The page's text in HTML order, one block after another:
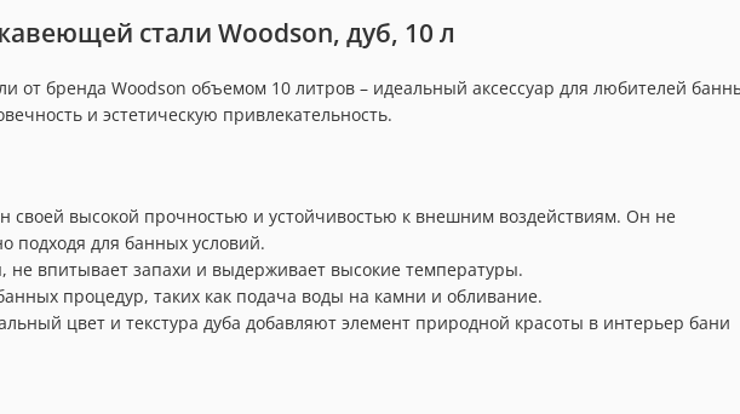
стали Woodson, дуб, 10 л
от бренда Woodson объемом 10 литров – идеальный аксессуар для любителей
и эстетическую привлекательность.
своей высокой прочностью и устойчивостью к внешним воздействиям. Он не
подходя для банных условий.
впитывает запахи и выдерживает высокие температуры.
процедур, таких как подача воды на камни и обливание.
цвет и текстура дуба добавляют элемент природной красоты в интерьер бани